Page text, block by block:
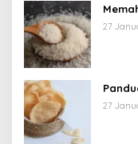
27
27